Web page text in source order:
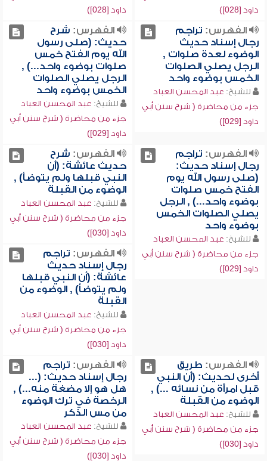
داود [028])
داود [028])
الفهرس: تراجم
رجال إسناد حديث
الوضوء لعدة صلوات ,
الرجل يصلي الصلوات
الخمس بوضوء واحد
للشيخ: عبد المحسن العباد
جزء من محاضرة ( شرح سنن أبي
داود [029])
الفهرس: شرح
حديث: (صلى رسول
الله يوم الفتح خمس
صلوات بوضوء واحد...) ,
الرجل يصلي الصلوات
الخمس بوضوء واحد
للشيخ: عبد المحسن العباد
جزء من محاضرة ( شرح سنن أبي
داود [029])
الفهرس: تراجم
رجال إسناد حديث:
(صلى رسول الله يوم
الفتح خمس صلوات
بوضوء واحد...) , الرجل
يصلي الصلوات الخمس
بوضوء واحد
للشيخ: عبد المحسن العباد
جزء من محاضرة ( شرح سنن أبي
داود [029])
الفهرس: شرح
حديث عائشة: (أن
النبي قبلها ولم يتوضأ) ,
الوضوء من القبلة
للشيخ: عبد المحسن العباد
جزء من محاضرة ( شرح سنن أبي
داود [030])
الفهرس: تراجم
رجال إسناد حديث
عائشة: (أن النبي قبلها
ولم يتوضأ) , الوضوء من
القبلة
للشيخ: عبد المحسن العباد
جزء من محاضرة ( شرح سنن أبي
داود [030])
الفهرس: طريق
أخرى لحديث: (أن النبي
قبل امرأة من نسائه ...) ,
الوضوء من القبلة
للشيخ: عبد المحسن العباد
جزء من محاضرة ( شرح سنن أبي
داود [030])
الفهرس: تراجم
رجال إسناد حديث: (...
هل هو إلا مضغة منه...) ,
الرخصة في ترك الوضوء
من مس الذكر
للشيخ: عبد المحسن العباد
جزء من محاضرة ( شرح سنن أبي
داود [030])